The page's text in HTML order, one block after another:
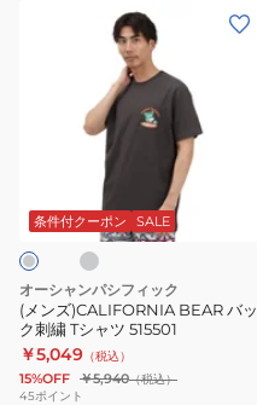
ズ)CALIFORNIA
刺
繍
T
シ
ャ
ツ
515501
条件付クーポン SALE
オーシャンパシフィック
(メンズ)CALIFORNIA BEAR バッ
ク刺繍 Tシャツ 515501
￥5,049 （税込）
15%OFF ￥5,940（税込）
45ポイント
チ
ャ
コ
ー
ル
グ
レ
ー
ト